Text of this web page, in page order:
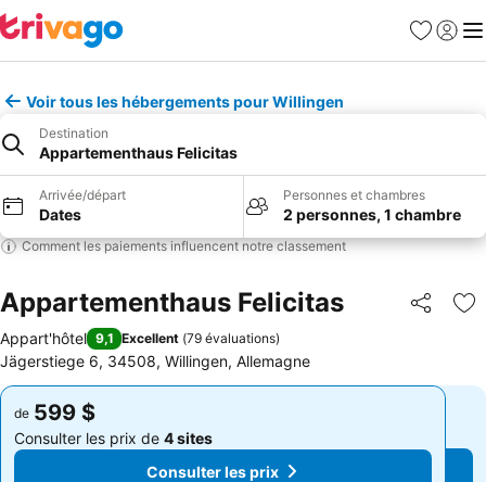
Favoris
Se
Voir tous les hébergements pour Willingen
Destination
Appartementhaus Felicitas
Arrivée/départ
Dates
Personnes et chambres
2 personnes, 1 chambre
Comment les paiements influencent notre classement
Appartementhaus Felicitas Partager
Appart'hôtel 9,1 Excellent (79 évaluations)
Jägerstiege 6, 34508, Willingen, Allemagne
de 599 $
Consulter les prix de 4 sites
Consulter les prix
de 599 $
Consulter les prix de 4 sites
Consulter les prix